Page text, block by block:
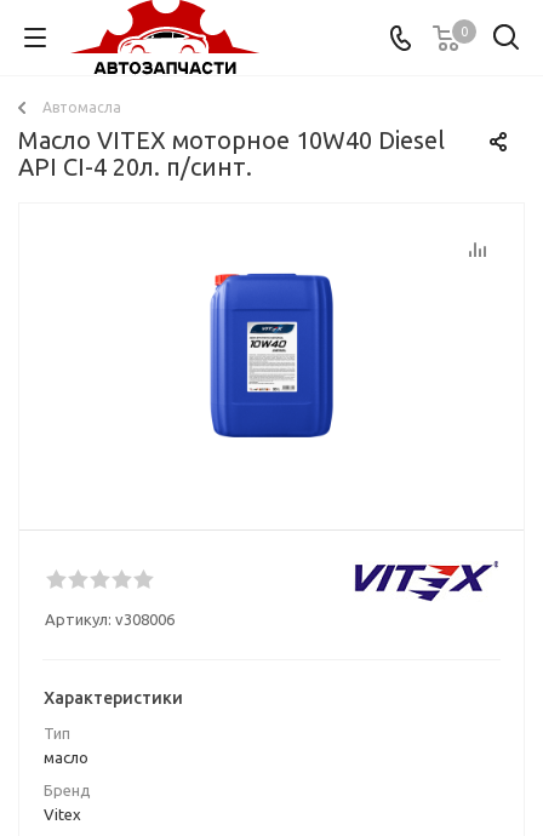
0
Автомасла
Масло VITEX моторное 10W40 Diesel
API CI-4 20л. п/синт.
Артикул: v308006
Характеристики
Тип
масло
Бренд
Vitex